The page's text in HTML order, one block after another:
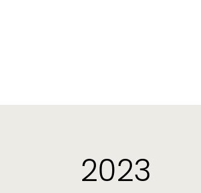
2023